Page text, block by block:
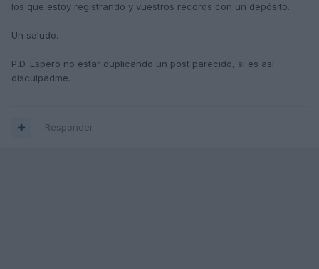
los que estoy registrando y vuestros récords con un depósito.
Un saludo.
P.D. Espero no estar duplicando un post parecido, si es así
disculpadme.
Responder